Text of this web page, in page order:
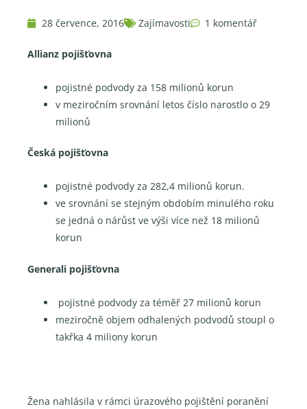
28 července, 2016 Zajímavosti 1 komentář
Allianz pojišťovna
pojistné podvody za 158 milionů korun
v meziročním srovnání letos číslo narostlo o 29
milionů
Česká pojišťovna
pojistné podvody za 282,4 milionů korun.
ve srovnání se stejným obdobím minulého roku
se jedná o nárůst ve výši více než 18 milionů
korun
Generali pojišťovna
pojistné podvody za téměř 27 milionů korun
meziročně objem odhalených podvodů stoupl o
takřka 4 miliony korun
Žena nahlásila v rámci úrazového pojištění poranění